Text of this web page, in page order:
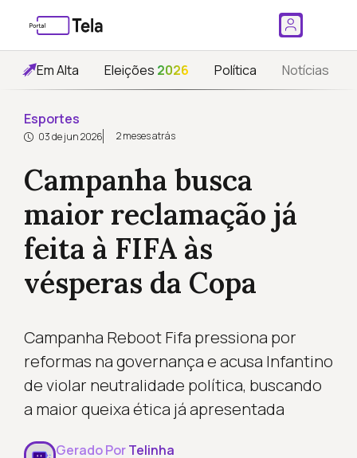
Em Alta Eleições 2026 Política Notícias
Esportes
03 de jun 2026 2 meses atrás
Campanha busca
maior reclamação já
feita à FIFA às
vésperas da Copa
Campanha Reboot Fifa pressiona por
reformas na governança e acusa Infantino
de violar neutralidade política, buscando
a maior queixa ética já apresentada
Gerado PorTelinha